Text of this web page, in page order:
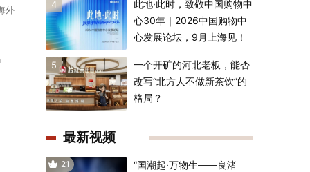
外
4
此地·此时，致敬中国购物中
心30年｜2026中国购物中
心发展论坛，9月上海见！
5
一个开矿的河北老板，能否
改写“北方人不做新茶饮”的
格局？
最新视频
21
“国潮起·万物生——良渚